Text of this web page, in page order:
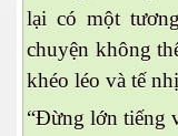
lại có một
chuyện không
khéo léo và tế
“Đừng lớn tiếng
giới